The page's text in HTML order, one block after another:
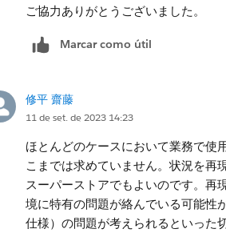
ご協力ありがとうございました。
Marcar como útil
修平 齋藤
11 de set. de 2023 14:23
ほとんどのケースにおいて業務で使
こまでは求めていません。状況を再
スーパーストア​でもよいのです。再
境に特有の問題が絡んでいる可能性
仕様）の問題が考えられるといった